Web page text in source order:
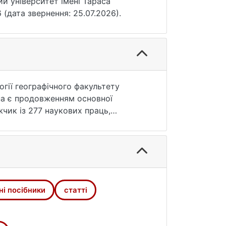
звернення: 25.07.2026).
географічного факультету
є продовженням основної
із 277 наукових праць,
1)
води; 2) гідрохімія регіональних
в Україні; 7) енциклопедистика.
посібники статті